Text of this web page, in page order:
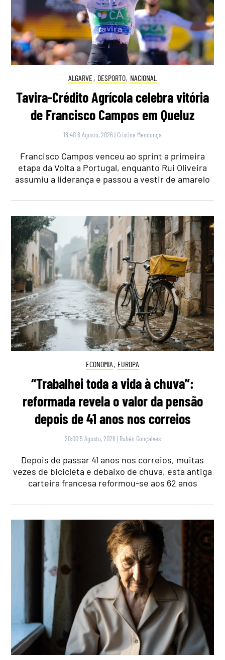
ALGARVE, DESPORTO, NACIONAL
Tavira-Crédito Agrícola celebra vitória
de Francisco Campos em Queluz
18:40 6 Agosto, 2026 | Cristina Mendonça
Francisco Campos venceu ao sprint a primeira
etapa da Volta a Portugal, enquanto Rui Oliveira
assumiu a liderança e passou a vestir de amarelo
ECONOMIA , EUROPA
“Trabalhei toda a vida à chuva”:
reformada revela o valor da pensão
depois de 41 anos nos correios
20:00 5 Agosto, 2026 | Rubén Gonçalves
Depois de passar 41 anos nos correios, muitas
vezes de bicicleta e debaixo de chuva, esta antiga
carteira francesa reformou-se aos 62 anos